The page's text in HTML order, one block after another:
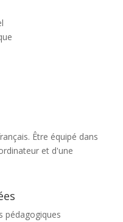
Être équipé dans
et d'une
pédagogiques